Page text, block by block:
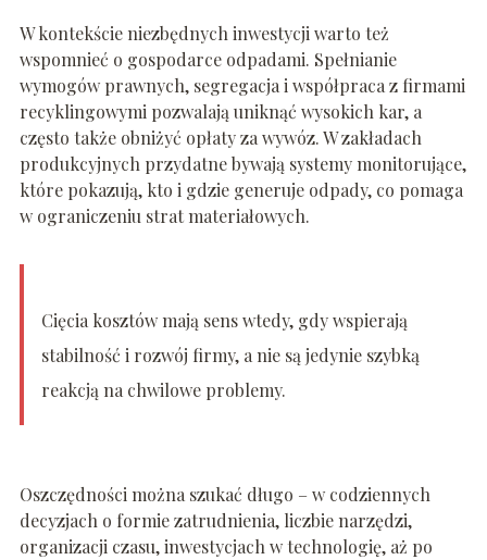
W kontekście niezbędnych inwestycji warto też
wspomnieć o gospodarce odpadami. Spełnianie
wymogów prawnych, segregacja i współpraca z firmami
recyklingowymi pozwalają uniknąć wysokich kar, a
często także obniżyć opłaty za wywóz. W zakładach
produkcyjnych przydatne bywają systemy monitorujące,
które pokazują, kto i gdzie generuje odpady, co pomaga
w ograniczeniu strat materiałowych.
Cięcia kosztów mają sens wtedy, gdy wspierają
stabilność i rozwój firmy, a nie są jedynie szybką
reakcją na chwilowe problemy.
Oszczędności można szukać długo – w codziennych
decyzjach o formie zatrudnienia, liczbie narzędzi,
organizacji czasu, inwestycjach w technologię, aż po